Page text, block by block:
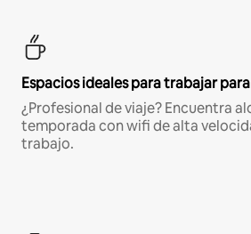
Espacios ideales para trabajar
¿Profesional de viaje? Encuentra
temporada con wifi de alta
trabajo.